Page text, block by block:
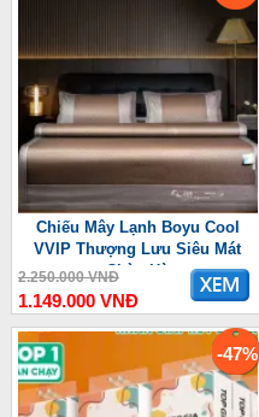
Chiếu Mây Lạnh Boyu Cool
VVIP Thượng Lưu Siêu Mát
Chào Hè
2.250.000 VNĐ
1.149.000 VNĐ
-47%